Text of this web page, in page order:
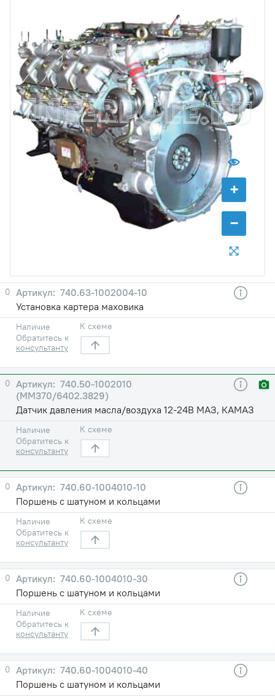
+
−
0
740.63-1002004-10
Установка картера маховика
Наличие
Обратитесь к
консультанту
К схеме
0
740.50-1002010
(ММ370/6402.3829)
Датчик давления масла/воздуха 12-24В МАЗ, КАМАЗ
Наличие
Обратитесь к
консультанту
К схеме
0
740.60-1004010-10
Поршень с шатуном и кольцами
Наличие
Обратитесь к
консультанту
К схеме
0
740.60-1004010-30
Поршень с шатуном и кольцами
Наличие
Обратитесь к
консультанту
К схеме
0
740.60-1004010-40
Поршень с шатуном и кольцами